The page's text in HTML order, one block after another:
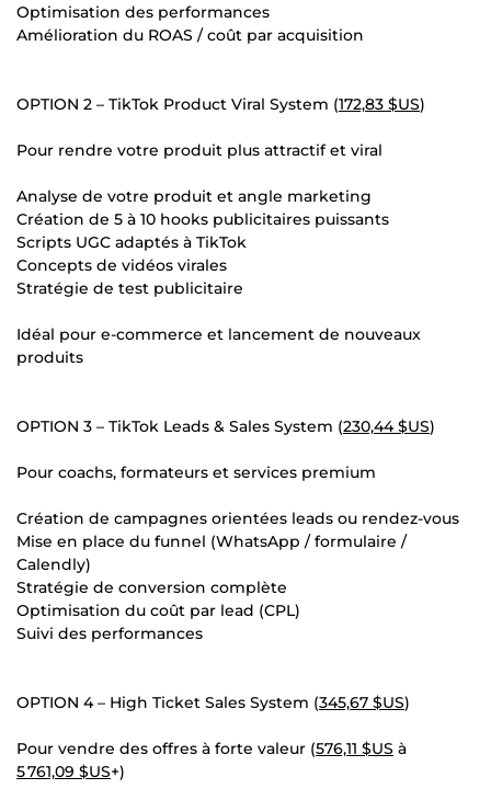
Optimisation des performances
Amélioration du ROAS / coût par acquisition
OPTION 2 – TikTok Product Viral System (172,83 $US)
Pour rendre votre produit plus attractif et viral
Analyse de votre produit et angle marketing
Création de 5 à 10 hooks publicitaires puissants
Scripts UGC adaptés à TikTok
Concepts de vidéos virales
Stratégie de test publicitaire
Idéal pour e-commerce et lancement de nouveaux
produits
OPTION 3 – TikTok Leads & Sales System (230,44 $US)
Pour coachs, formateurs et services premium
Création de campagnes orientées leads ou rendez-vous
Mise en place du funnel (WhatsApp / formulaire /
Calendly)
Stratégie de conversion complète
Optimisation du coût par lead (CPL)
Suivi des performances
OPTION 4 – High Ticket Sales System (345,67 $US)
Pour vendre des offres à forte valeur (576,11 $US à
5 761,09 $US+)